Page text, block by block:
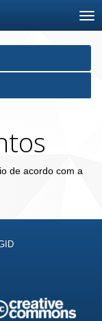
de acordo com a